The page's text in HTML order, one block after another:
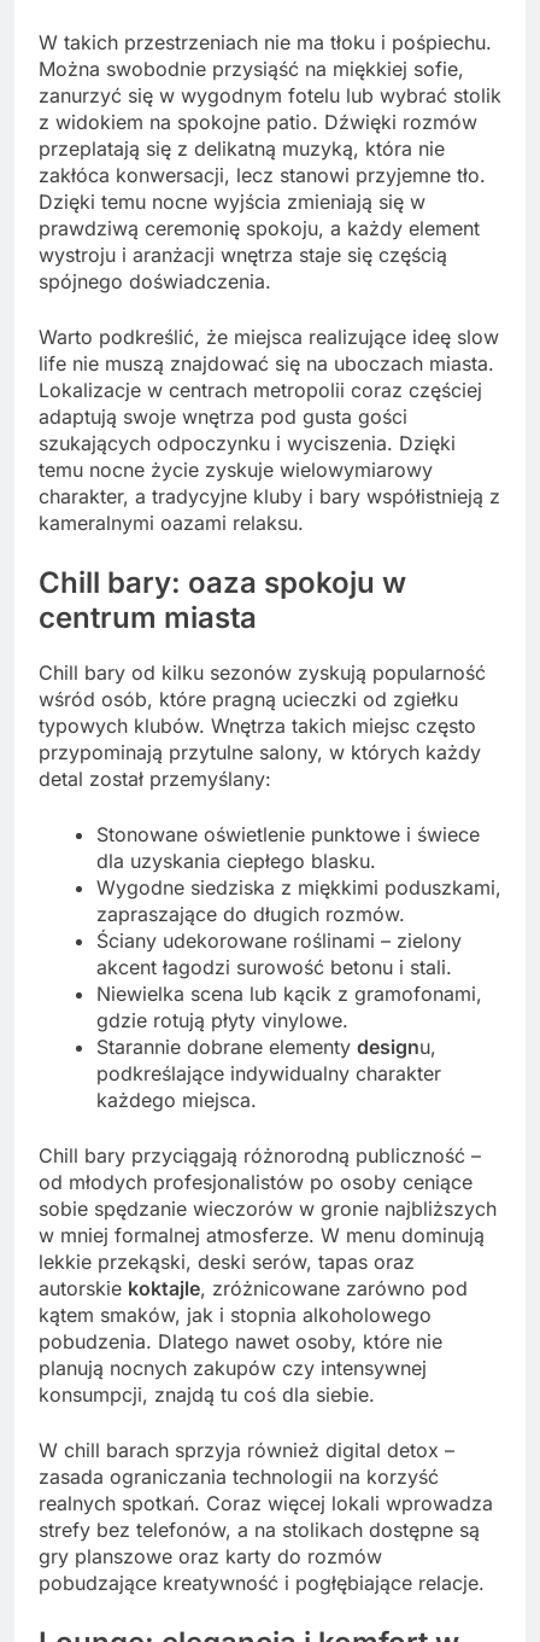
W takich przestrzeniach nie ma tłoku i pośpiechu.
Można swobodnie przysiąść na miękkiej sofie,
zanurzyć się w wygodnym fotelu lub wybrać stolik
z widokiem na spokojne patio. Dźwięki rozmów
przeplatają się z delikatną muzyką, która nie
zakłóca konwersacji, lecz stanowi przyjemne tło.
Dzięki temu nocne wyjścia zmieniają się w
prawdziwą ceremonię spokoju, a każdy element
wystroju i aranżacji wnętrza staje się częścią
spójnego doświadczenia.
Warto podkreślić, że miejsca realizujące ideę slow
life nie muszą znajdować się na uboczach miasta.
Lokalizacje w centrach metropolii coraz częściej
adaptują swoje wnętrza pod gusta gości
szukających odpoczynku i wyciszenia. Dzięki
temu nocne życie zyskuje wielowymiarowy
charakter, a tradycyjne kluby i bary współistnieją z
kameralnymi oazami relaksu.
Chill bary: oaza spokoju w
centrum miasta
Chill bary od kilku sezonów zyskują popularność
wśród osób, które pragną ucieczki od zgiełku
typowych klubów. Wnętrza takich miejsc często
przypominają przytulne salony, w których każdy
detal został przemyślany:
Stonowane oświetlenie punktowe i świece
dla uzyskania ciepłego blasku.
Wygodne siedziska z miękkimi poduszkami,
zapraszające do długich rozmów.
Ściany udekorowane roślinami – zielony
akcent łagodzi surowość betonu i stali.
Niewielka scena lub kącik z gramofonami,
gdzie rotują płyty vinylowe.
Starannie dobrane elementy designu,
podkreślające indywidualny charakter
każdego miejsca.
Chill bary przyciągają różnorodną publiczność –
od młodych profesjonalistów po osoby ceniące
sobie spędzanie wieczorów w gronie najbliższych
w mniej formalnej atmosferze. W menu dominują
lekkie przekąski, deski serów, tapas oraz
autorskie koktajle, zróżnicowane zarówno pod
kątem smaków, jak i stopnia alkoholowego
pobudzenia. Dlatego nawet osoby, które nie
planują nocnych zakupów czy intensywnej
konsumpcji, znajdą tu coś dla siebie.
W chill barach sprzyja również digital detox –
zasada ograniczania technologii na korzyść
realnych spotkań. Coraz więcej lokali wprowadza
strefy bez telefonów, a na stolikach dostępne są
gry planszowe oraz karty do rozmów
pobudzające kreatywność i pogłębiające relacje.